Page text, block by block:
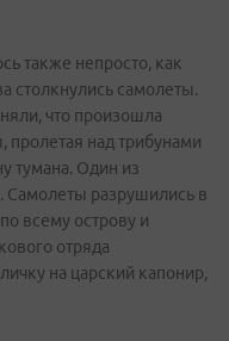
также непросто, как
столкнулись самолеты.
что произошла
пролетая над трибунами
тумана. Один из
разрушились в
всему острову и
отряда
на царский капонир,